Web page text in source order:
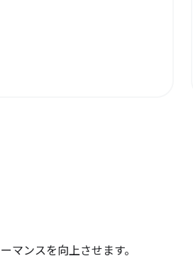
マンスを向上させます。